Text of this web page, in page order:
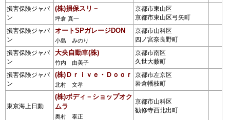
損害保険ジャパ
ン
(株)損保スリ－
坪倉 真一
京都市東山区
京都市東山区弓矢町
損害保険ジャパ
ン
オートSPガレージDON
小島 みのり
京都市山科区
四ノ宮奈良野町
損害保険ジャパ
ン
大央自動車(株)
竹内 由美子
京都市南区
久世大薮町
損害保険ジャパ
ン
(株)Ｄｒｉｖｅ・Ｄｏｏｒ
北村 文孝
京都市左京区
岩倉幡枝町
東京海上日動
(株)ボディ－ショップオク
ムラ
奥村 泰正
京都市山科区
勧修寺西北出町